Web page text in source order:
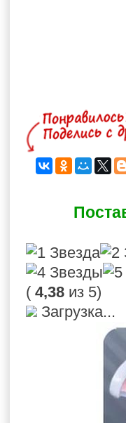
( 4,38из 5)
Загрузка...